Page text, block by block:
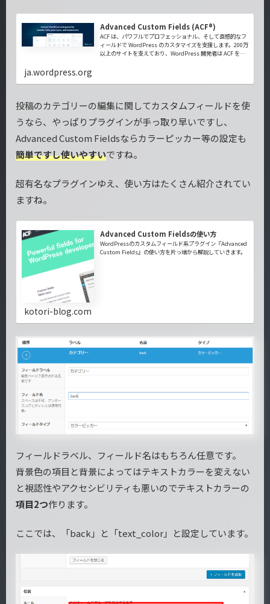
Advanced Custom Fields (ACF®)
ACF は、パワフルでプロフェッショナル、そして直感的なフ
ィールドで WordPress のカスタマイズを支援します。200万
以上のサイトを支えており、WordPress 開発者は ACF を愛
ja.wordpress.org
投稿のカテゴリーの編集に関してカスタムフィールドを使
うなら、やっぱりプラグインが手っ取り早いですし、
Advanced Custom Fieldsならカラーピッカー等の設定も
簡単ですし使いやすいですね。
超有名なプラグインゆえ、使い方はたくさん紹介されてい
ますね。
Advanced Custom Fieldsの使い方
WordPressのカスタムフィールド系プラグイン『Advanced
Custom Fields』の使い方を片っ端から解説していきます。
kotori-blog.com
フィールドラベル、フィールド名はもちろん任意です。
背景色の項目と背景によってはテキストカラーを変えない
と視認性やアクセシビリティも悪いのでテキストカラーの
項目2つ作ります。
ここでは、「back」と「text_color」と設定しています。